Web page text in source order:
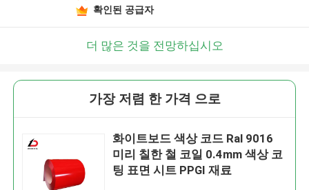
확인된 공급자
더 많은 것을 전망하십시오
가장 저렴 한 가격 으로
화이트보드 색상 코드 Ral 9016
미리 칠한 철 코일 0.4mm 색상 코
팅 표면 시트 PPGI 재료